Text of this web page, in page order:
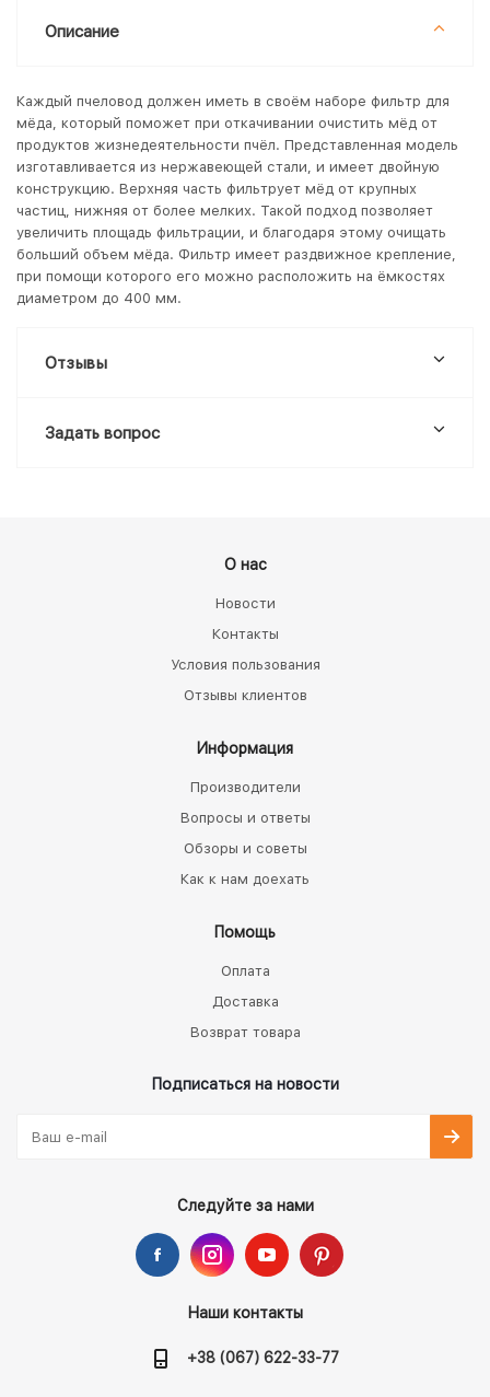
Описание
Каждый пчеловод должен иметь в своём наборе фильтр для
мёда, который поможет при откачивании очистить мёд от
продуктов жизнедеятельности пчёл. Представленная модель
изготавливается из нержавеющей стали, и имеет двойную
конструкцию. Верхняя часть фильтрует мёд от крупных
частиц, нижняя от более мелких. Такой подход позволяет
увеличить площадь фильтрации, и благодаря этому очищать
больший объем мёда. Фильтр имеет раздвижное крепление,
при помощи которого его можно расположить на ёмкостях
диаметром до 400 мм.
Отзывы
Задать вопрос
О нас
Новости
Контакты
Условия пользования
Отзывы клиентов
Информация
Производители
Вопросы и ответы
Обзоры и советы
Как к нам доехать
Помощь
Оплата
Доставка
Возврат товара
Подписаться на новости
Следуйте за нами
Наши контакты
+38 (067) 622-33-77